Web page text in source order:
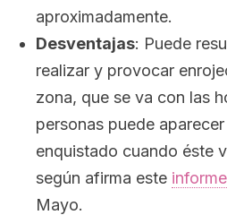
aproximadamente.
Desventajas: Puede
realizar y provocar
zona, que se va con las
personas puede aparecer
enquistado cuando éste
según afirma este informe
Mayo.